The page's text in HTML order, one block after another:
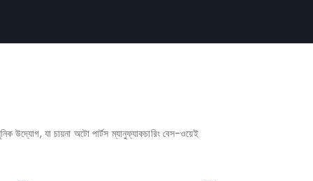
উদ্যোগ, যা চায়না অটো পার্টস ম্যানুফ্যাকচারিং বেস-ওয়েই